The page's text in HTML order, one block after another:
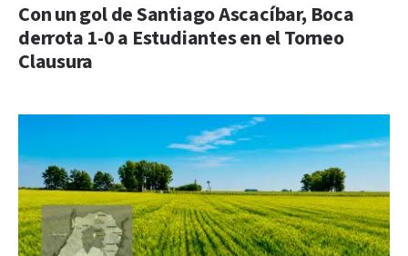
Con un gol de Santiago Ascacíbar, Boca
derrota 1-0 a Estudiantes en el Torneo
Clausura